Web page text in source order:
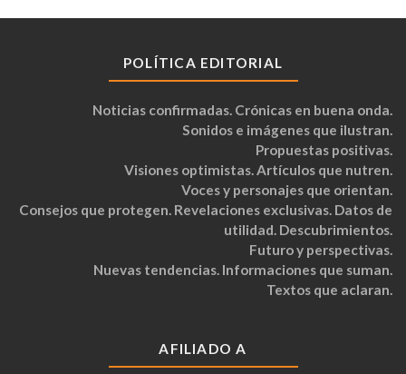
POLÍTICA EDITORIAL
Noticias confirmadas. Crónicas en buena onda.
Sonidos e imágenes que ilustran.
Propuestas positivas.
Visiones optimistas. Artículos que nutren.
Voces y personajes que orientan.
Consejos que protegen. Revelaciones exclusivas. Datos de
utilidad. Descubrimientos.
Futuro y perspectivas.
Nuevas tendencias. Informaciones que suman.
Textos que aclaran.
AFILIADO A